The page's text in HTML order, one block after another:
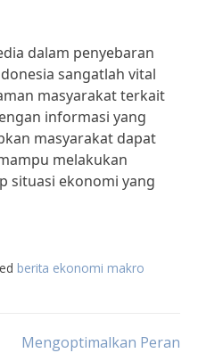
dalam penyebaran
sangatlah vital
masyarakat terkait
informasi yang
masyarakat dapat
melakukan
situasi ekonomi yang
berita ekonomi makro
Mengoptimalkan Peran